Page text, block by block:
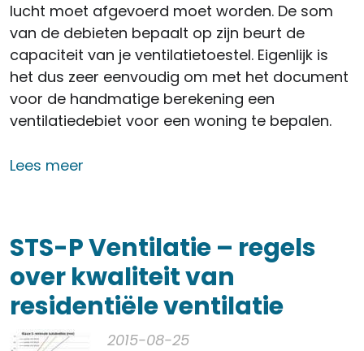
lucht moet afgevoerd moet worden. De som
van de debieten bepaalt op zijn beurt de
capaciteit van je ventilatietoestel. Eigenlijk is
het dus zeer eenvoudig om met het document
voor de handmatige berekening een
ventilatiedebiet voor een woning te bepalen.
Lees meer
STS-P Ventilatie – regels
over kwaliteit van
residentiële ventilatie
2015-08-25